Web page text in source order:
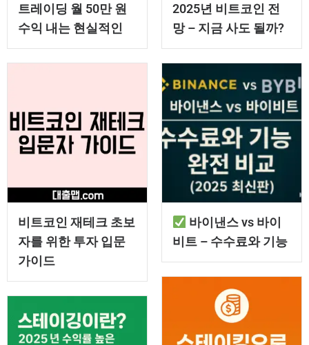
트레이딩 월 50만 원
수익 내는 현실적인
2025년 비트코인 전
망 – 지금 사도 될까?
비트코인 재테크 초보
자를 위한 투자 입문
가이드
바이낸스 vs 바이
비트 – 수수료와 기능